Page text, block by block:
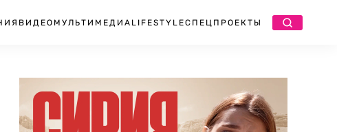
ВИДЕО МУЛЬТИМЕДИА LIFESTYLEСПЕЦПРОЕКТЫ